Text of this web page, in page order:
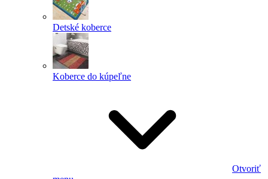
Detské koberce
Koberce do kúpeľne
Otvoriť